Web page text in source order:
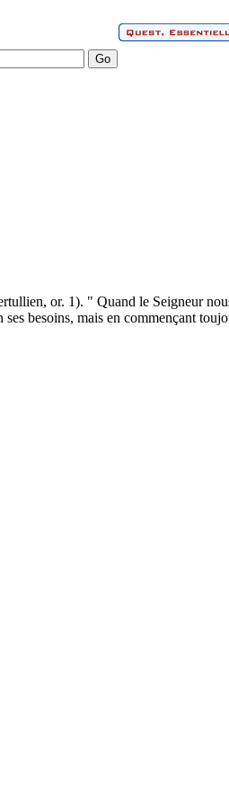
or. 1). " Quand le Seigneur
besoins, mais en commençant